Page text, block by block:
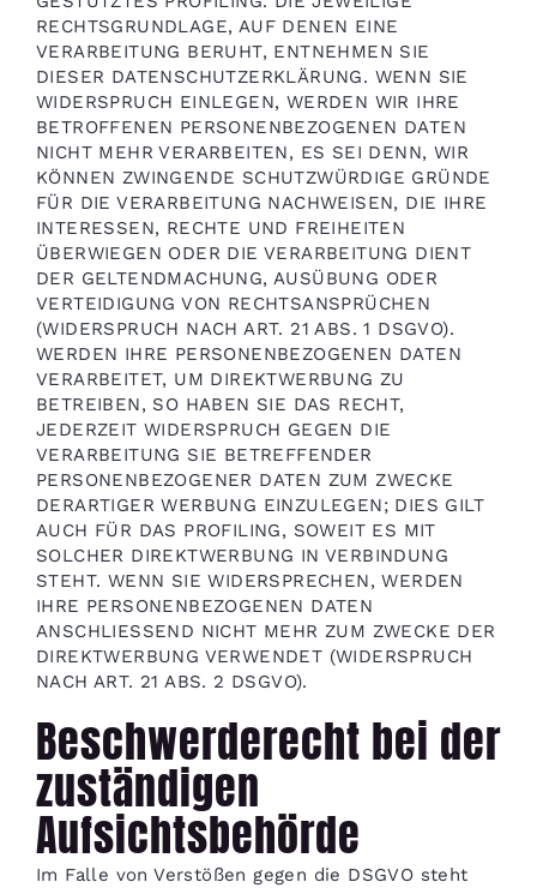
RECHTSGRUNDLAGE, AUF DENEN EINE
VERARBEITUNG BERUHT, ENTNEHMEN SIE
DIESER DATENSCHUTZERKLÄRUNG. WENN SIE
WIDERSPRUCH EINLEGEN, WERDEN WIR IHRE
BETROFFENEN PERSONENBEZOGENEN DATEN
NICHT MEHR VERARBEITEN, ES SEI DENN, WIR
KÖNNEN ZWINGENDE SCHUTZWÜRDIGE GRÜNDE
FÜR DIE VERARBEITUNG NACHWEISEN, DIE IHRE
INTERESSEN, RECHTE UND FREIHEITEN
ÜBERWIEGEN ODER DIE VERARBEITUNG DIENT
DER GELTENDMACHUNG, AUSÜBUNG ODER
VERTEIDIGUNG VON RECHTSANSPRÜCHEN
(WIDERSPRUCH NACH ART. 21 ABS. 1 DSGVO).
WERDEN IHRE PERSONENBEZOGENEN DATEN
VERARBEITET, UM DIREKTWERBUNG ZU
BETREIBEN, SO HABEN SIE DAS RECHT,
JEDERZEIT WIDERSPRUCH GEGEN DIE
VERARBEITUNG SIE BETREFFENDER
PERSONENBEZOGENER DATEN ZUM ZWECKE
DERARTIGER WERBUNG EINZULEGEN; DIES GILT
AUCH FÜR DAS PROFILING, SOWEIT ES MIT
SOLCHER DIREKTWERBUNG IN VERBINDUNG
STEHT. WENN SIE WIDERSPRECHEN, WERDEN
IHRE PERSONENBEZOGENEN DATEN
ANSCHLIESSEND NICHT MEHR ZUM ZWECKE DER
DIREKTWERBUNG VERWENDET (WIDERSPRUCH
NACH ART. 21 ABS. 2 DSGVO).
Beschwerderecht bei der
zuständigen
Aufsichtsbehörde
Im Falle von Verstößen gegen die DSGVO steht